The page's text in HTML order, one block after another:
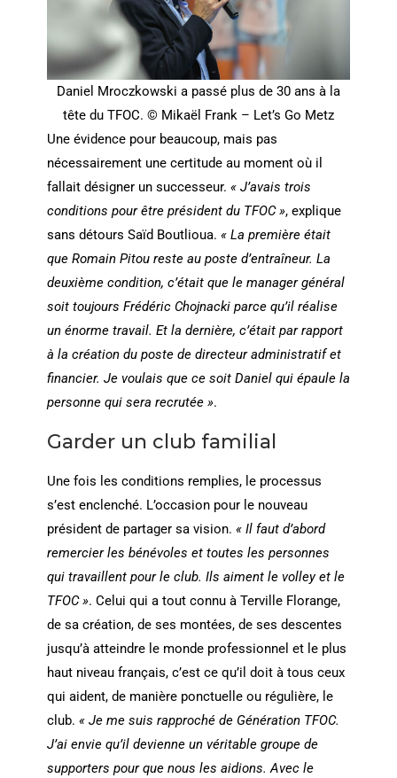
Daniel Mroczkowski a passé plus de 30 ans à la
tête du TFOC. © Mikaël Frank – Let’s Go Metz
Une évidence pour beaucoup, mais pas
nécessairement une certitude au moment où il
fallait désigner un successeur. « J’avais trois
conditions pour être président du TFOC », explique
sans détours Saïd Boutlioua. « La première était
que Romain Pitou reste au poste d’entraîneur. La
deuxième condition, c’était que le manager général
soit toujours Frédéric Chojnacki parce qu’il réalise
un énorme travail. Et la dernière, c’était par rapport
à la création du poste de directeur administratif et
financier. Je voulais que ce soit Daniel qui épaule la
personne qui sera recrutée ».
Garder un club familial
Une fois les conditions remplies, le processus
s’est enclenché. L’occasion pour le nouveau
président de partager sa vision. « Il faut d’abord
remercier les bénévoles et toutes les personnes
qui travaillent pour le club. Ils aiment le volley et le
TFOC ». Celui qui a tout connu à Terville Florange,
de sa création, de ses montées, de ses descentes
jusqu’à atteindre le monde professionnel et le plus
haut niveau français, c’est ce qu’il doit à tous ceux
qui aident, de manière ponctuelle ou régulière, le
club. « Je me suis rapproché de Génération TFOC.
J’ai envie qu’il devienne un véritable groupe de
supporters pour que nous les aidions. Avec le